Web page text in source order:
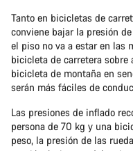
Tanto en bicicletas de
conviene bajar la presión
el piso no va a estar en las
bicicleta de carretera
bicicleta de montaña en
serán más fáciles de
Las presiones de inflado
persona de 70 kg y una
peso, la presión de las